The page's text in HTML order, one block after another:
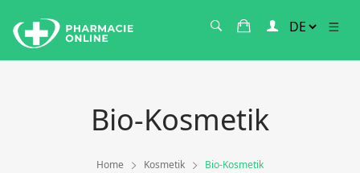
Bio-Kosmetik
Home Kosmetik Bio-Kosmetik